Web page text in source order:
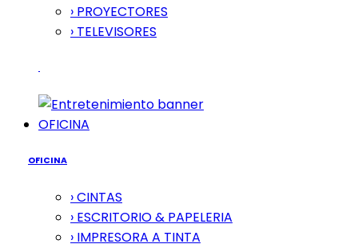
› PROYECTORES
› TELEVISORES
OFICINA
OFICINA
› CINTAS
› ESCRITORIO & PAPELERIA
› IMPRESORA A TINTA